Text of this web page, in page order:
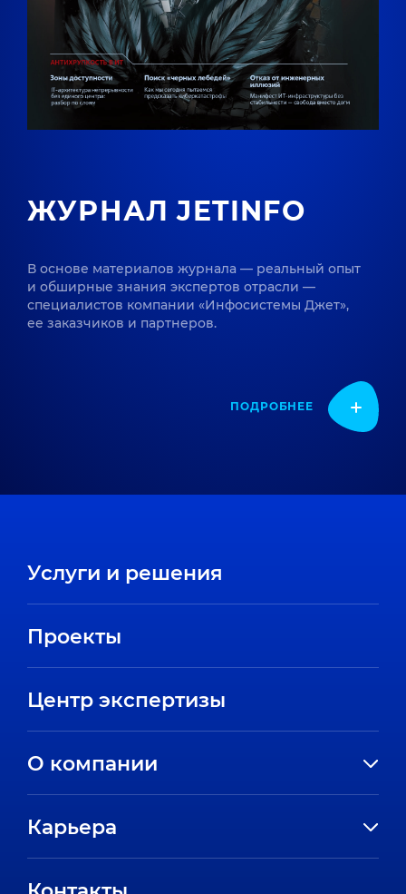
ЖУРНАЛ JETINFO
В основе материалов журнала — реальный опыт
и обширные знания экспертов отрасли —
специалистов компании «Инфосистемы Джет»,
ее заказчиков и партнеров.
ПОДРОБНЕЕ
Услуги и решения
Проекты
Центр экспертизы
О компании
Направления
Карьера